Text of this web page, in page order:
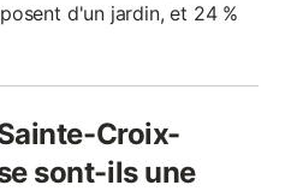
d'un jardin, et 24 %
Croix-
sont-ils une